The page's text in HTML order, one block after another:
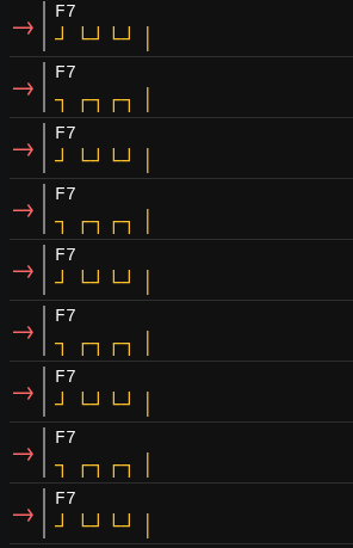
→ F7
┘ └┘└┘ │
→ F7
┐ ┌┐┌┐ │
→ F7
┘ └┘└┘ │
→ F7
┐ ┌┐┌┐ │
→ F7
┘ └┘└┘ │
→ F7
┐ ┌┐┌┐ │
→ F7
┘ └┘└┘ │
→ F7
┐ ┌┐┌┐ │
→ F7
┘ └┘└┘ │